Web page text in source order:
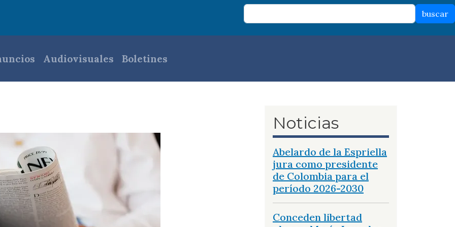
buscar
Audiovisuales Boletines
Noticias
Abelardo de la Espriella
jura como presidente
de Colombia para el
período 2026-2030
Conceden libertad